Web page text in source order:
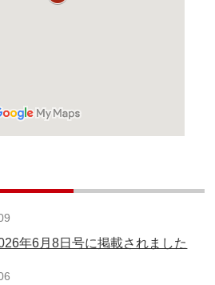
年6月8日号に掲載されました